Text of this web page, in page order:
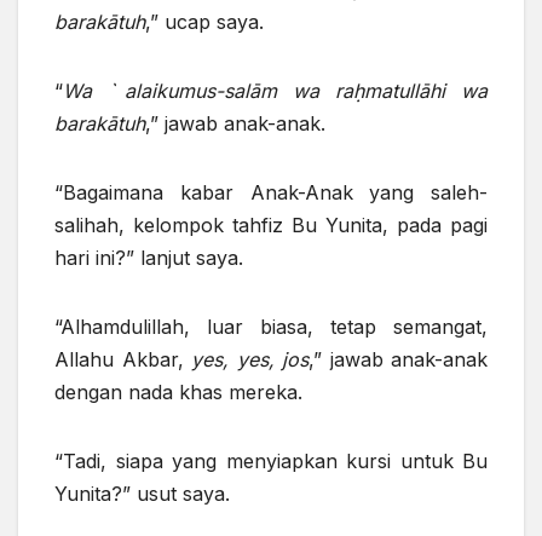
barakātuh,” ucap saya.
“Wa ˋ alaikumus-salām wa raḥmatullāhi wa
barakātuh,” jawab anak-anak.
“Bagaimana kabar Anak-Anak yang saleh-
salihah, kelompok tahfiz Bu Yunita, pada pagi
hari ini?” lanjut saya.
“Alhamdulillah, luar biasa, tetap semangat,
Allahu Akbar, yes, yes, jos,” jawab anak-anak
dengan nada khas mereka.
“Tadi, siapa yang menyiapkan kursi untuk Bu
Yunita?” usut saya.